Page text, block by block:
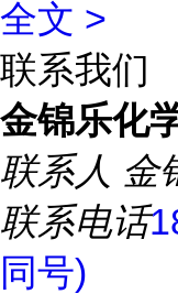
全文 >
联系我们
金锦乐化
联系人 金
联系电话
同号)